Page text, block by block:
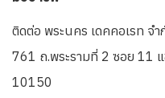
ติดต่อ พระนคร เดคคอเรท จำ
761 ถ.พระรามที่ 2 ซอย 11
10150